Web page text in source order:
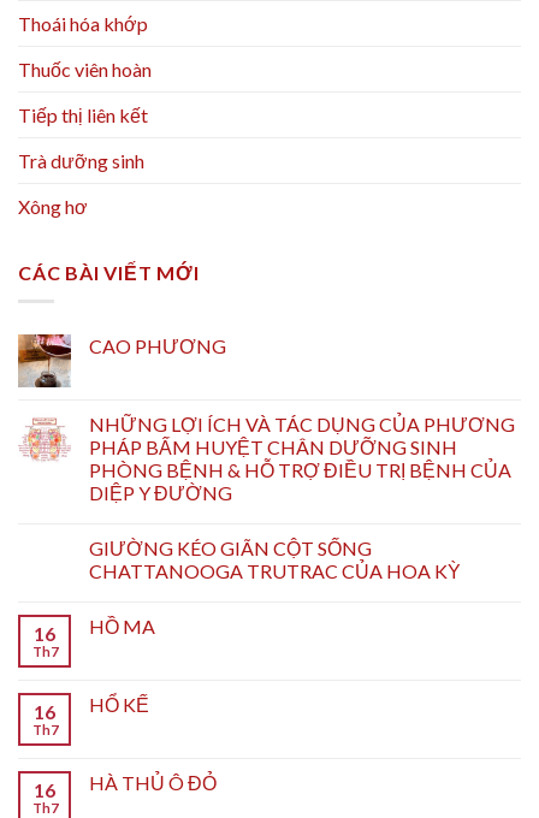
Thoái hóa khớp
Thuốc viên hoàn
Tiếp thị liên kết
Trà dưỡng sinh
Xông hơ
CÁC BÀI VIẾT MỚI
CAO PHƯƠNG
NHỮNG LỢI ÍCH VÀ TÁC DỤNG CỦA PHƯƠNG
PHÁP BẤM HUYỆT CHÂN DƯỠNG SINH
PHÒNG BỆNH & HỖ TRỢ ĐIỀU TRỊ BỆNH CỦA
DIỆP Y ĐƯỜNG
GIƯỜNG KÉO GIÃN CỘT SỐNG
CHATTANOOGA TRUTRAC CỦA HOA KỲ
16
Th7
HỒ MA
16
Th7
HỔ KẾ
16
Th7
HÀ THỦ Ô ĐỎ